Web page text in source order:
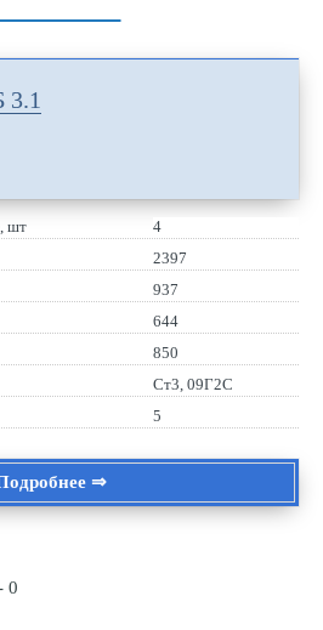
шт
4
2397
937
644
850
Ст3, 09Г2С
5
⇒